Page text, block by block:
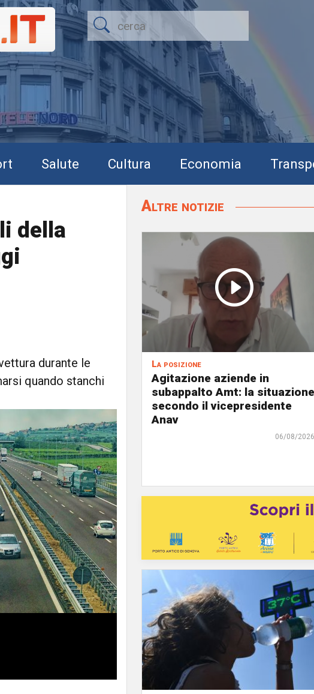
Salute Cultura Economia
della
durante le
quando stanchi
Altre notizie
La posizione
Agitazione aziende in
subappalto Amt: la situazione
secondo il vicepresidente
Anav
06/08/2026